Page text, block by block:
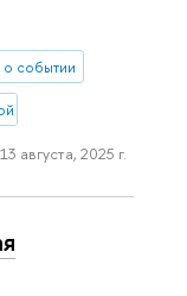
событии
психологии
13 августа, 2025 г.